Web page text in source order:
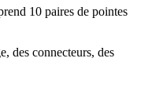
10 paires de pointes
des connecteurs, des